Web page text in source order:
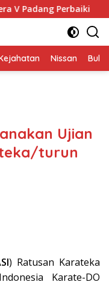
Perbaiki
Nissan
Ujian
turun
) Ratusan Karateka
Karate-DO